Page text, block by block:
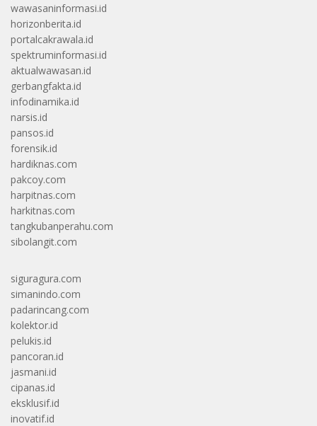
wawasaninformasi.id
horizonberita.id
portalcakrawala.id
spektruminformasi.id
aktualwawasan.id
gerbangfakta.id
infodinamika.id
narsis.id
pansos.id
forensik.id
hardiknas.com
pakcoy.com
harpitnas.com
harkitnas.com
tangkubanperahu.com
sibolangit.com
siguragura.com
simanindo.com
padarincang.com
kolektor.id
pelukis.id
pancoran.id
jasmani.id
cipanas.id
eksklusif.id
inovatif.id